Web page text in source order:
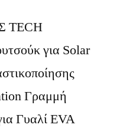
TECH
για Solar
Γραμμή
Γυαλί EVA